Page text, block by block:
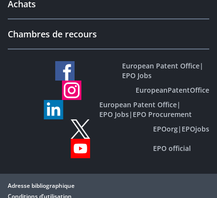
Achats
Chambres de recours
European Patent Office|
EPO Jobs
EuropeanPatentOffice
European Patent Office|
EPO Jobs| EPO Procurement
EPOorg| EPOjobs
EPO official
Adresse bibliographique
Conditions d’utilisation